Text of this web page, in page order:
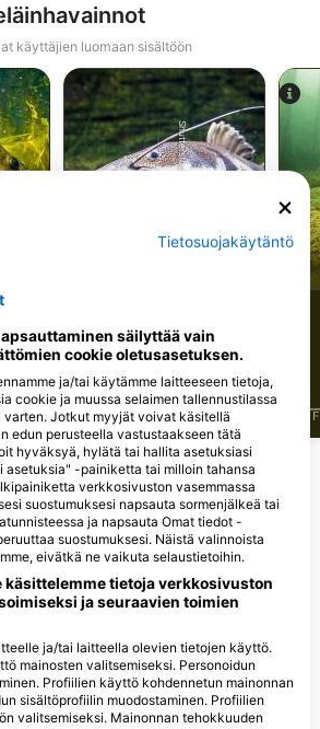
käyttäjien luomaan sisältöön
N D
Shutterstock-zsolt_uveges
Kissakala
J F M A M J J A S O N F
jotka tarjoavat
tällä
North
Tietosuojakäytäntö
säilyttää vain
cookie oletusasetuksen.
ja/tai käytämme laitteeseen tietoja,
cookie ja muussa selaimen tallennustilassa
Jotkut myyjät voivat käsitellä
edun perusteella vastustaakseen tätä
hyväksyä, hylätä tai hallita asetuksiasi
asetuksia" -painiketta tai milloin tahansa
verkkosivuston vasemmassa
suostumuksesi napsauta sormenjälkeä tai
ja napsauta Omat tiedot -
suostumuksesi. Näistä valinnoista
eivätkä ne vaikuta selaustietoihin.
käsittelemme tietoja verkkosivuston
ja seuraavien toimien
ja/tai laitteella olevien tietojen käyttö.
mainosten valitsemiseksi. Personoidun
Profiilien käyttö kohdennetun mainonnan
sisältöprofiilin muodostaminen. Profiilien
valitsemiseksi. Mainonnan tehokkuuden